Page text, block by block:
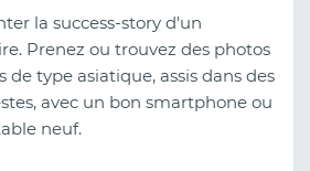
la success-story d'un
Prenez ou trouvez des photos
de type asiatique, assis dans des
avec un bon smartphone ou
neuf.